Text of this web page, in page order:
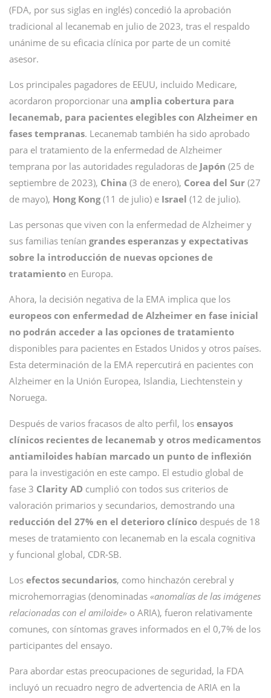
(FDA, por sus siglas en inglés) concedió la aprobación
tradicional al lecanemab en julio de 2023, tras el respaldo
unánime de su eficacia clínica por parte de un comité
asesor.
Los principales pagadores de EEUU, incluido Medicare,
acordaron proporcionar una amplia cobertura para
lecanemab, para pacientes elegibles con Alzheimer en
fases tempranas. Lecanemab también ha sido aprobado
para el tratamiento de la enfermedad de Alzheimer
temprana por las autoridades reguladoras de Japón (25 de
septiembre de 2023), China (3 de enero), Corea del Sur (27
de mayo), Hong Kong(11 de julio) e Israel (12 de julio).
Las personas que viven con la enfermedad de Alzheimer y
sus familias tenían grandes esperanzas y expectativas
sobre la introducción de nuevas opciones de
tratamiento en Europa.
Ahora, la decisión negativa de la EMA implica que los
europeos con enfermedad de Alzheimer en fase inicial
no podrán acceder a las opciones de tratamiento
disponibles para pacientes en Estados Unidos y otros países.
Esta determinación de la EMA repercutirá en pacientes con
Alzheimer en la Unión Europea, Islandia, Liechtenstein y
Noruega.
Después de varios fracasos de alto perfil, los ensayos
clínicos recientes de lecanemab y otros medicamentos
antiamiloides habían marcado un punto de inflexión
para la investigación en este campo. El estudio global de
fase 3 Clarity AD cumplió con todos sus criterios de
valoración primarios y secundarios, demostrando una
reducción del 27% en el deterioro clínico después de 18
meses de tratamiento con lecanemab en la escala cognitiva
y funcional global, CDR-SB.
Los efectos secundarios, como hinchazón cerebral y
microhemorragias (denominadas «anomalías de las imágenes
relacionadas con el amiloide» o ARIA), fueron relativamente
comunes, con síntomas graves informados en el 0,7% de los
participantes del ensayo.
Para abordar estas preocupaciones de seguridad, la FDA
incluyó un recuadro negro de advertencia de ARIA en la